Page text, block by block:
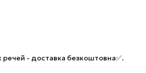
речей - доставка безкоштовна✅.